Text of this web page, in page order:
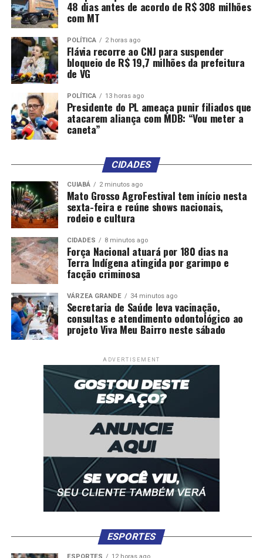
48 dias antes de acordo de R$ 308 milhões
com MT
POLÍTICA 2 horas ago
Flávia recorre ao CNJ para suspender
bloqueio de R$ 19,7 milhões da prefeitura
de VG
POLÍTICA 13 horas ago
Presidente do PL ameaça punir filiados que
atacarem aliança com MDB: “Vou meter a
caneta”
CIDADES
CUIABÁ 2 minutos ago
Mato Grosso AgroFestival tem início nesta
sexta-feira e reúne shows nacionais,
rodeio e cultura
CIDADES 8 minutos ago
Força Nacional atuará por 180 dias na
Terra Indígena atingida por garimpo e
facção criminosa
VÁRZEA GRANDE 34 minutos ago
Secretaria de Saúde leva vacinação,
consultas e atendimento odontológico ao
projeto Viva Meu Bairro neste sábado
ADVERTISEMENT
ESPORTES